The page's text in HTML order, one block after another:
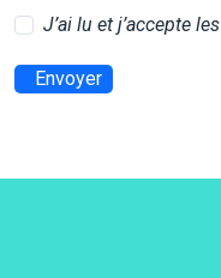
J’ai lu et j’accepte les
Envoyer